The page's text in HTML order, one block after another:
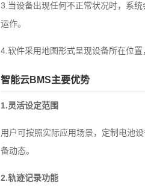
3.当设备出现任何不正常状况时，系
运作。
4.软件采用地图形式呈现设备所在位
智能云BMS主要优势
1.灵活设定范围
用户可按照实际应用场景，定制电池
备动态。
2.轨迹记录功能